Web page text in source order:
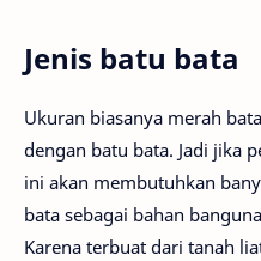
Jenis batu bata
Ukuran biasanya merah
dengan batu bata. Jadi jika
ini akan membutuhkan
bata sebagai bahan
Karena terbuat dari tanah